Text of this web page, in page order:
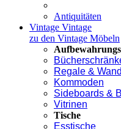
Antiquitäten
Vintage Vintage
zu den Vintage Möbeln
Regale &
Kommoden
Sideboards &
Vitrinen
Tische
Esstische